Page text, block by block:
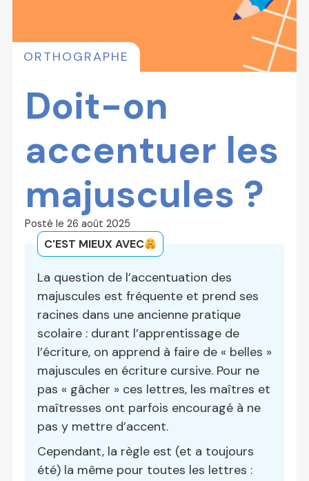
ORTHOGRAPHE
Doit-on
accentuer les
majuscules ?
Posté le 26 août 2025
C'EST MIEUX AVEC
La question de l’accentuation des
majuscules est fréquente et prend ses
racines dans une ancienne pratique
scolaire : durant l’apprentissage de
l’écriture, on apprend à faire de « belles »
majuscules en écriture cursive. Pour ne
pas « gâcher » ces lettres, les maîtres et
maîtresses ont parfois encouragé à ne
pas y mettre d’accent.
Cependant, la règle est (et a toujours
été) la même pour toutes les lettres :